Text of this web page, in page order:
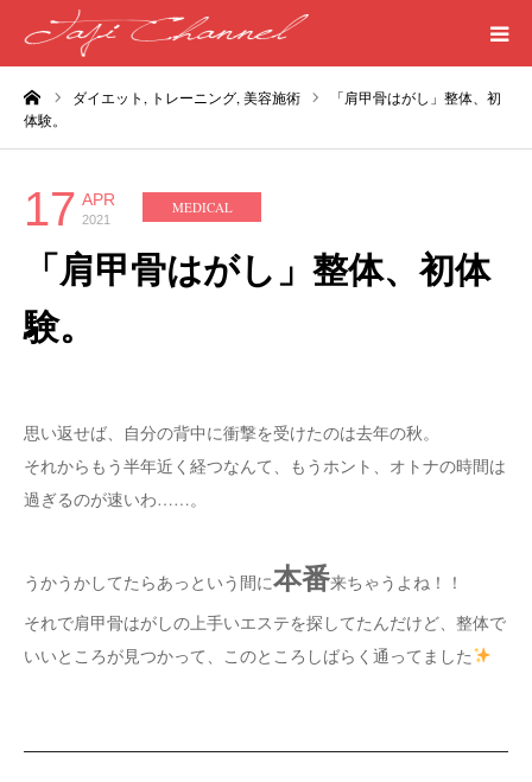
ダイエット, トレーニング, 美容施術
「肩甲骨はがし」整体、初
体験。
17 APR
2021
MEDICAL
「肩甲骨はがし」整体、初体
験。
思い返せば、自分の背中に衝撃を受けたのは去年の秋。
それからもう半年近く経つなんて、もうホント、オトナの時間は
過ぎるのが速いわ……。
うかうかしてたらあっという間に本番来ちゃうよね！！
それで肩甲骨はがしの上手いエステを探してたんだけど、整体で
いいところが見つかって、このところしばらく通ってました
HOME
WORDS
LIFE